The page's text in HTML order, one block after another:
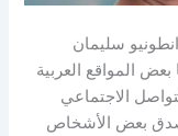
سليمان
المواقع العربية
الاجتماعي
صدق بعض الأشخاص